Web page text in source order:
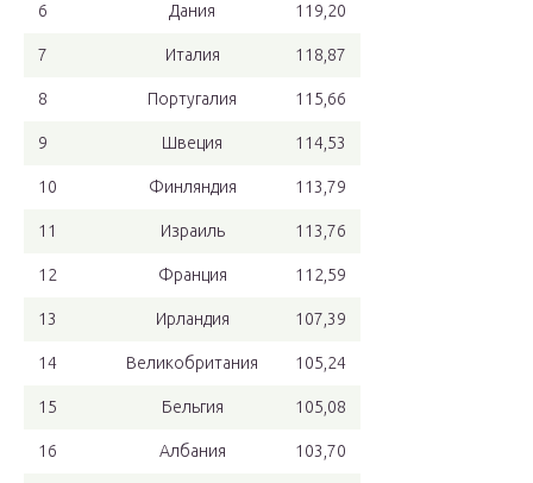
6 Дания 119,20
7 Италия 118,87
8 Португалия 115,66
9 Швеция 114,53
10 Финляндия 113,79
11 Израиль 113,76
12 Франция 112,59
13 Ирландия 107,39
14 Великобритания 105,24
15 Бельгия 105,08
16 Албания 103,70